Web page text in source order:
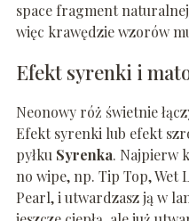
space fragment
więc krawędzie wzorów
Efekt syrenki i
Neonowy róż świetnie
Efekt syrenki lub efekt
pyłku Syrenka. Najpierw
no wipe, np. Tip Top, Wet
Pearl, i utwardzasz ją w